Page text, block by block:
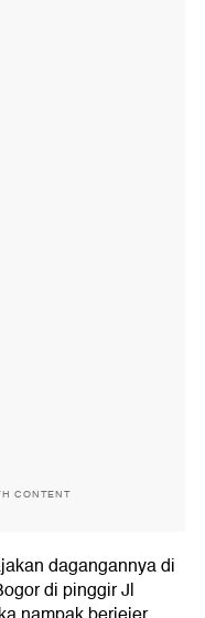
CONTENT
dagangannya di
di pinggir Jl